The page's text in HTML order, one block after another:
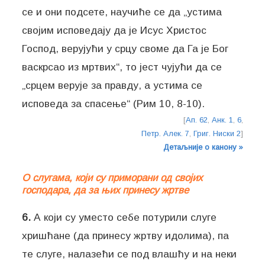
се и они подсете, научиће се да „устима
својим исповедају да је Исус Христос
Господ, верујући у срцу своме да Га је Бог
васкрсао из мртвих“, то јест чујући да се
„срцем верује за правду, а устима се
исповеда за спасење“ (Рим 10, 8-10).
[Ап. 62 Анк. 1 6,
Петр. Алек. 7 Григ. Ниски 2]
Детаљније о канону »
О слугама, који су приморани од својих
господара, да за њих принесу жртве
6. А који су уместо себе потурили слуге
хришћане (да принесу жртву идолима), па
те слуге, налазећи се под влашћу и на неки